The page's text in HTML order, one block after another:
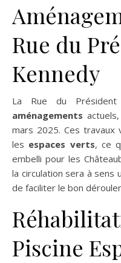
Rue du
Kennedy
La Rue du
aménagements
mars 2025. Ces travaux
les espaces verts, ce
embelli pour les
la circulation sera à sens
de faciliter le bon
Piscine